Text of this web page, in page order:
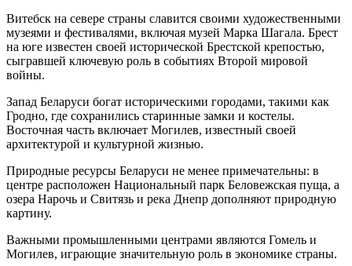
Витебск на севере страны славится своими художественными
музеями и фестивалями, включая музей Марка Шагала. Брест
на юге известен своей исторической Брестской крепостью,
сыгравшей ключевую роль в событиях Второй мировой
войны.
Запад Беларуси богат историческими городами, такими как
Гродно, где сохранились старинные замки и костелы.
Восточная часть включает Могилев, известный своей
архитектурой и культурной жизнью.
Природные ресурсы Беларуси не менее примечательны: в
центре расположен Национальный парк Беловежская пуща, а
озера Нарочь и Свитязь и река Днепр дополняют природную
картину.
Важными промышленными центрами являются Гомель и
Могилев, играющие значительную роль в экономике страны.